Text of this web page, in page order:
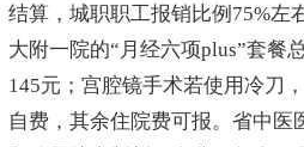
结算，城职职工报销比例75%左
大附一院的“月经六项plus”套餐
145元；宫腔镜手术若使用冷刀
自费，其余住院费可报。省中医